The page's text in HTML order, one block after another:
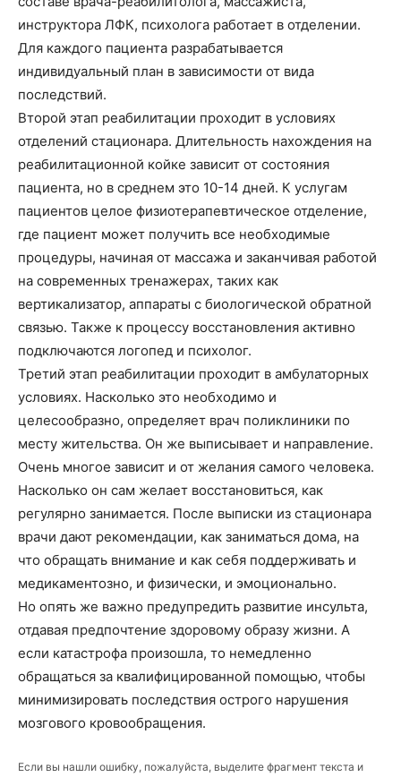
инструктора ЛФК, психолога работает в отделении.
Для каждого пациента разрабатывается
индивидуальный план в зависимости от вида
последствий.
Второй этап реабилитации проходит в условиях
отделений стационара. Длительность нахождения на
реабилитационной койке зависит от состояния
пациента, но в среднем это 10-14 дней. К услугам
пациентов целое физиотерапевтическое отделение,
где пациент может получить все необходимые
процедуры, начиная от массажа и заканчивая работой
на современных тренажерах, таких как
вертикализатор, аппараты с биологической обратной
связью. Также к процессу восстановления активно
подключаются логопед и психолог.
Третий этап реабилитации проходит в амбулаторных
условиях. Насколько это необходимо и
целесообразно, определяет врач поликлиники по
месту жительства. Он же выписывает и направление.
Очень многое зависит и от желания самого человека.
Насколько он сам желает восстановиться, как
регулярно занимается. После выписки из стационара
врачи дают рекомендации, как заниматься дома, на
что обращать внимание и как себя поддерживать и
медикаментозно, и физически, и эмоционально.
Но опять же важно предупредить развитие инсульта,
отдавая предпочтение здоровому образу жизни. А
если катастрофа произошла, то немедленно
обращаться за квалифицированной помощью, чтобы
минимизировать последствия острого нарушения
мозгового кровообращения.
Если вы нашли ошибку, пожалуйста, выделите фрагмент текста и